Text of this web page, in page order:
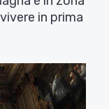
in prima